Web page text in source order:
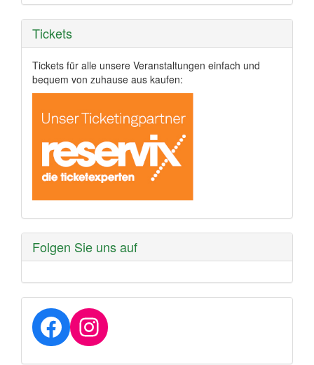
Tickets
Tickets für alle unsere Veranstaltungen einfach und
bequem von zuhause aus kaufen:
Folgen Sie uns auf
Facebook
Instagram